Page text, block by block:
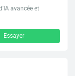
avancée et
Essayer